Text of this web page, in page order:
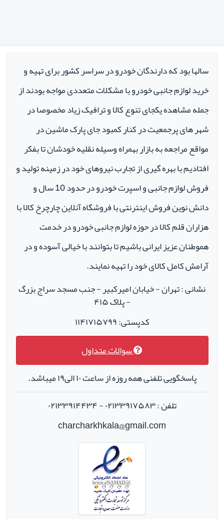
سالها بود که دارندگان خودرو در سراسر کشور برای تهیه و
خرید لوازم جانبی خودرو با مشکلات متعددی مواجه بودند از
جمله مشاهده یکجای تنوع کالا و ترافیک زیاد مخصوصا در
شهر های پرجمعیت در کنار کمبود جای پارک ماشین در
مواقع مراجعه به بازار بهمراه وسیله نقلیه خودشان تا بفکر
افتادیم با بهره گیری از تجارب نیروهای خود در زمینه تولید و
فروش لوازم جانبی و اسپرت خودرو در حدود 10 سال و
دانش نوین فروش اینترنتی با فروشگاه آنلاین چارچرخ کالا با
هزاران قلم کالا در حوزه لوازم جانبی خودرو در خدمت
هموطنان عزیز ایرانی باشیم تا بتوانند با خیالی آسوده و در
آرامش کامل کالای خود را تهیه نمایند.
نشانی : تهران - خیابان امیرکبیر - جنب مسجد سراج بزرگ
- پلاک ۴۱۵
کدپستی: ۱۱۴۱۷۱۵۷۹۹
سوالات متداول
پاسخگویی تلفنی همه روزه از ساعت ۱۰ الی۱۹ میباشد.
تلفن : ۰۲۱۳۳۹۱۷۵۸۳ - ۰۲۱۳۳۹۱۴۴۳۴
charcharkhkala@gmail.com